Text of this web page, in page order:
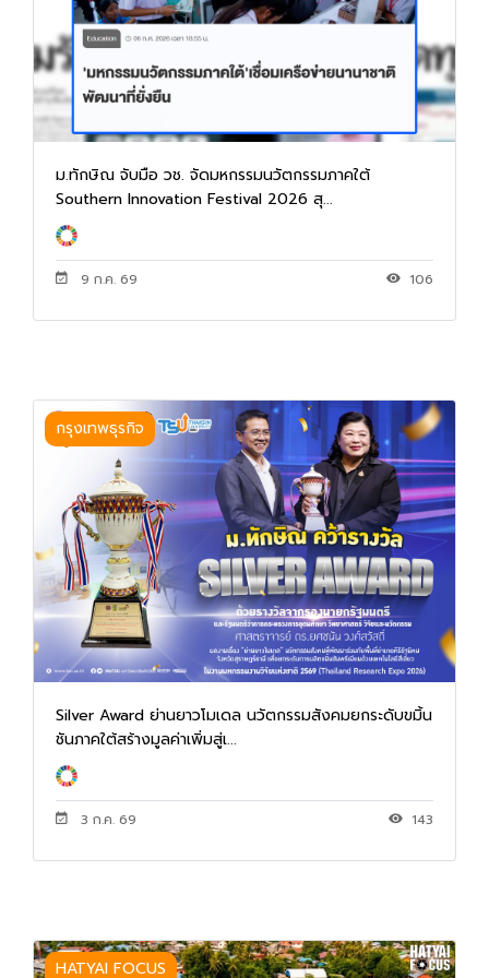
ม.ทักษิณ จับมือ วช. จัดมหกรรมนวัตกรรมภาคใต้
Southern Innovation Festival 2026 สุ...
9 ก.ค. 69 106
กรุงเทพธุรกิจ
Silver Award ย่านยาวโมเดล นวัตกรรมสังคมยกระดับขมิ้น
ชันภาคใต้สร้างมูลค่าเพิ่มสู่เ...
3 ก.ค. 69 143
HATYAI FOCUS